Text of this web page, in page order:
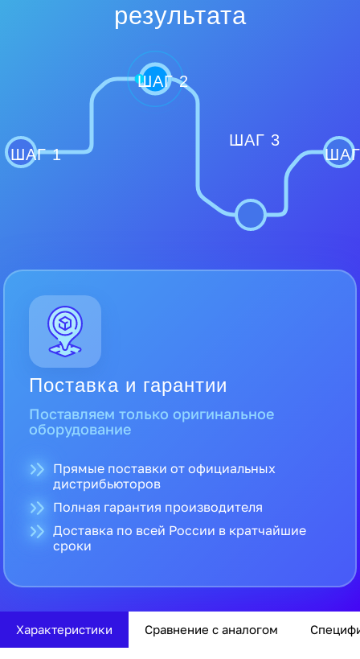
результата
ШАГ 1
ШАГ 2
ШАГ 3
Поставка и гарантии
Поставляем только оригинальное
оборудование
Прямые поставки от официальных
дистрибьюторов
Полная гарантия производителя
Доставка по всей России в кратчайшие
сроки
Характеристики Сравнение с аналогом